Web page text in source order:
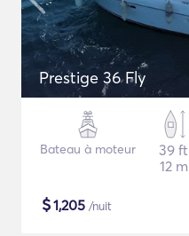
Prestige 36 Fly
Bateau à moteur
39 ft
12 m
$1,205 /nuit